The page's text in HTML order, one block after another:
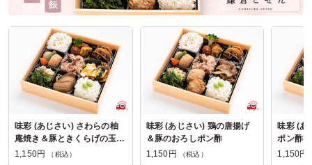
味彩 (あじさい) さわらの柚
庵焼き＆豚ときくらげの玉子
炒め
1,150円 （税込）
味彩 (あじさい) 鶏の唐揚げ
＆豚のおろしポン酢
1,150円
（税込）
味彩 (あ
ポン酢
1,150円